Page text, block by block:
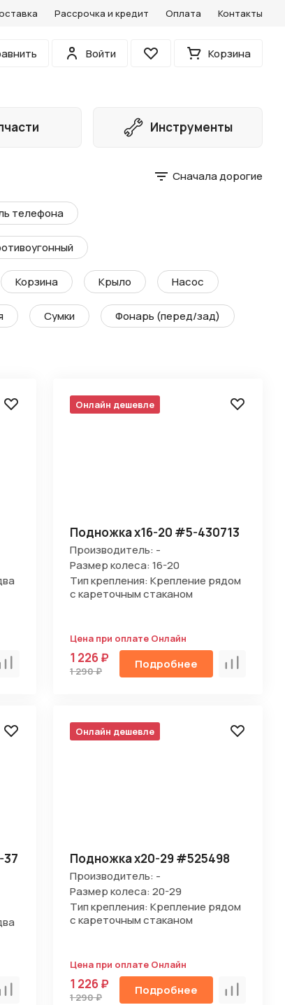
Рассрочка и кредит Оплата Контакты
Войти
Избранное Корзина
Инструменты
Сначала дорогие
телефона
Корзина Крыло Насос
Сумки Фонарь (перед/зад)
Сравнить
Онлайн дешевле
Подножка х16-20 #5-430713
Производитель: -
Размер колеса: 16-20
Тип крепления: Крепление рядом
с кареточным стаканом
Цена при оплате Онлайн
1 226 ₽
1 290 ₽ Подробнее Сравнить
37
Сравнить
Онлайн дешевле
Подножка х20-29 #525498
Производитель: -
Размер колеса: 20-29
Тип крепления: Крепление рядом
с кареточным стаканом
Цена при оплате Онлайн
1 226 ₽
1 290 ₽ Подробнее Сравнить